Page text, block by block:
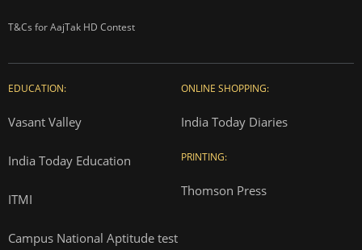
T&Cs for AajTak HD Contest
EDUCATION:
Vasant Valley
India Today Education
ITMI
Campus National Aptitude test
ONLINE SHOPPING:
India Today Diaries
PRINTING:
Thomson Press